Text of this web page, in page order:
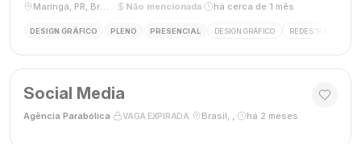
Maringá, PR, Brasil
Não mencionada há cerca de 1 mês
DESIGN GRÁFICO PLENO PRESENCIAL DESIGN GRÁFICO REDES SOCIAIS
Social Media
Agência Parabólica VAGA EXPIRADA Brasil, , há 2 meses